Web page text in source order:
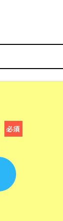
必須